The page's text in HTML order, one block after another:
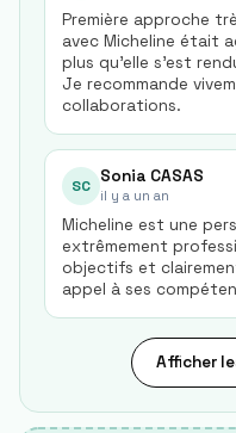
Première approche
avec Micheline était
plus qu’elle s’est
Je recommande
collaborations.
SC Sonia CASAS
il y a un an
Micheline est une
extrêmement
objectifs et
appel à ses
Afficher